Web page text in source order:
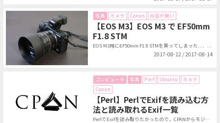
写真 カメラ Canon 内容が無い
【EOS M3】EOS M3 で EF50mm
F1.8 STM
EOS M3用にEF50mm F1.8 STMを買ってしまった...．...
2017-08-12 / 2017-08-14
コンピュータ 写真 Perl Ubuntu
カメラ
Canon
【Perl】PerlでExifを読み込む方
法と読み取れるExif一覧
PerlでExifを読み取りたかったので，CPANからモジュールをインストー...